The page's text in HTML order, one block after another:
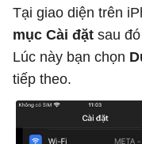
Tại giao diện trên
mục Cài đặt sau
Lúc này bạn chọn
tiếp theo.